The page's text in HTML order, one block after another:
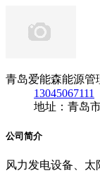
青岛爱能森能源管
13045067111
地址：青岛
公司简介
风力发电设备、